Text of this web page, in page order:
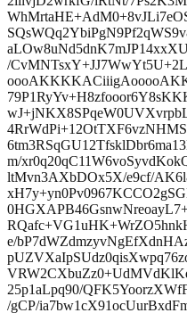
/
m/
ltMvn3AXbDOx5X/e9cf/
e/
25p1aLpq90/
/gCP/